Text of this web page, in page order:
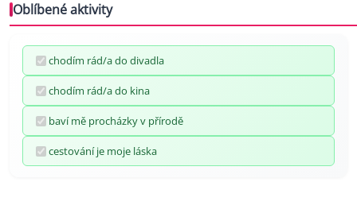
Oblíbené aktivity
chodím rád/a do divadla
chodím rád/a do kina
baví mě procházky v přírodě
cestování je moje láska